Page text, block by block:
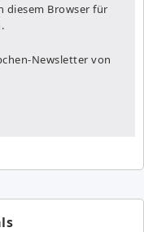
diesem Browser für
Newsletter von